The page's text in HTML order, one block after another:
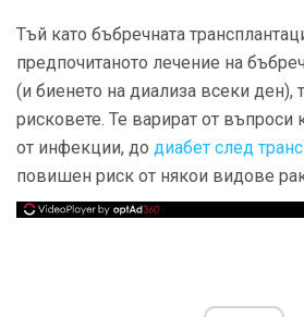
Тъй като бъбречната
предпочитаното лечение на
(и биенето на диализа всеки ден),
рисковете. Те варират от
от инфекции, до диабет след
повишен риск от някои видове